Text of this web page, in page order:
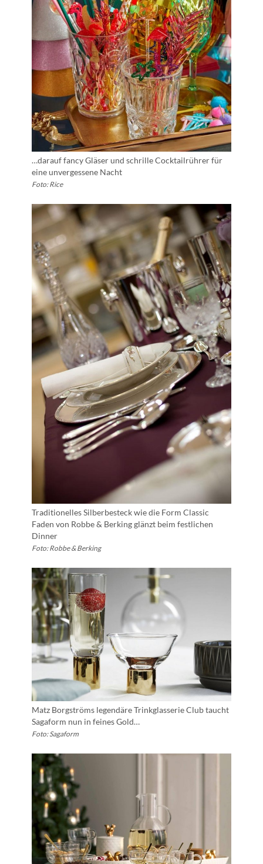
…darauf fancy Gläser und schrille Cocktailrührer für
eine unvergessene Nacht
Foto: Rice
Traditionelles Silberbesteck wie die Form Classic
Faden von Robbe & Berking glänzt beim festlichen
Dinner
Foto: Robbe & Berking
Matz Borgströms legendäre Trinkglasserie Club taucht
Sagaform nun in feines Gold…
Foto: Sagaform